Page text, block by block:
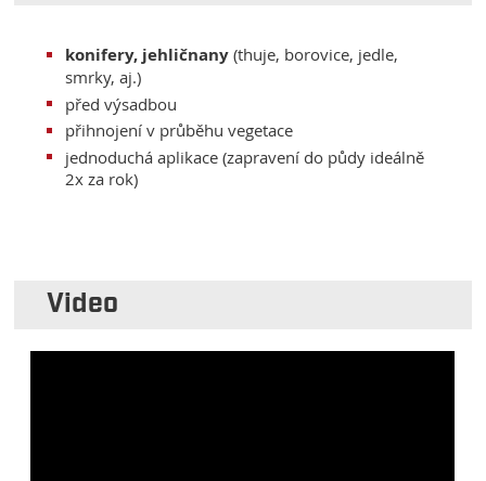
konifery, jehličnany (thuje, borovice, jedle,
smrky, aj.)
před výsadbou
přihnojení v průběhu vegetace
jednoduchá aplikace (zapravení do půdy ideálně
2x za rok)
Video